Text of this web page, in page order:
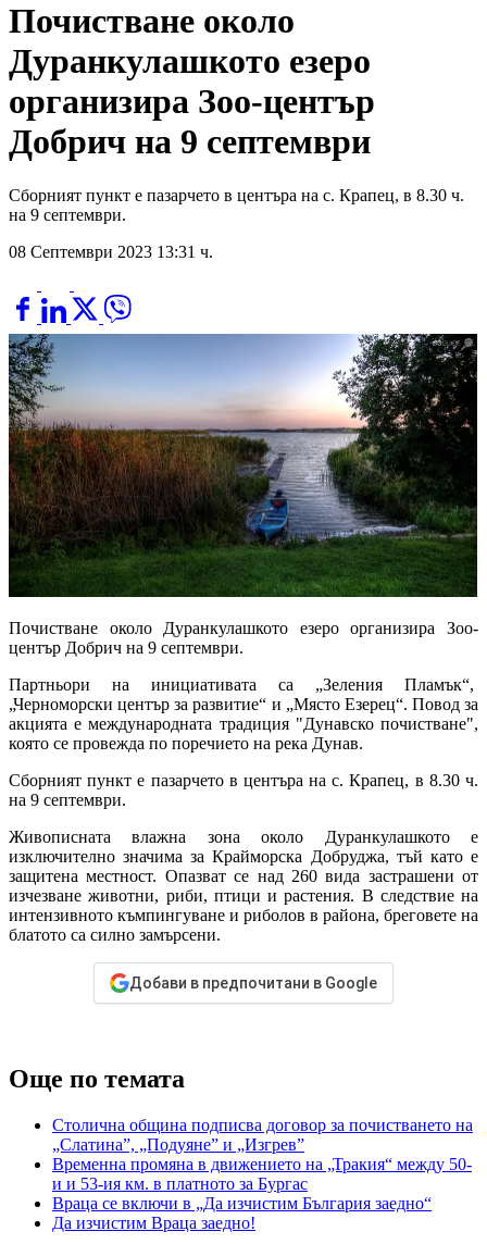
Почистване около
Дуранкулашкото езеро
организира Зоо-център
Добрич на 9 септември
Сборният пункт е пазарчето в центъра на с. Крапец, в 8.30 ч.
на 9 септември.
08 Септември 2023 13:31 ч.
Почистване около Дуранкулашкото езеро организира Зоо-
център Добрич на 9 септември.
Партньори на инициативата са „Зеления Пламък“,
„Черноморски център за развитие“ и „Място Езерец“. Повод за
акцията е международната традиция "Дунавско почистване",
която се провежда по поречието на река Дунав.
Сборният пункт е пазарчето в центъра на с. Крапец, в 8.30 ч.
на 9 септември.
Живописната влажна зона около Дуранкулашкото е
изключително значима за Крайморска Добруджа, тъй като е
защитена местност. Опазват се над 260 вида застрашени от
изчезване животни, риби, птици и растения. В следствие на
интензивното къмпингуване и риболов в района, бреговете на
блатото са силно замърсени.
Добави в предпочитани в Google
Още по темата
Столична община подписва договор за почистването на
„Слатина”, „Подуяне” и „Изгрев”
Временна промяна в движението на „Тракия“ между 50-
и и 53-ия км. в платното за Бургас
Враца се включи в „Да изчистим България заедно“
Да изчистим Враца заедно!